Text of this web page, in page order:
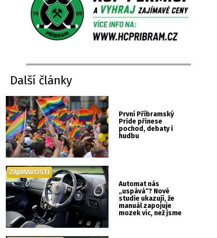
Další články
První Příbramský
Pride přinese
pochod, debaty i
hudbu
Automat nás
„uspává“? Nové
studie ukazují, že
manuál zapojuje
mozek víc, než jsme
ZAJÍMAVOSTI